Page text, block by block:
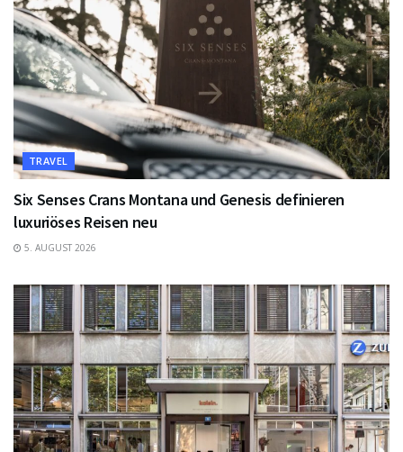
TRAVEL
Six Senses Crans Montana und Genesis definieren
luxuriöses Reisen neu
5. AUGUST 2026